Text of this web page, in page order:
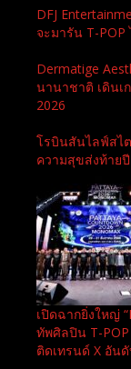
DFJ
จะมารัน T-
Dermatige
นานาชาติ เดินเ
2026
โรบินสันไลฟ์สไต
ความสุขส่งท้าย